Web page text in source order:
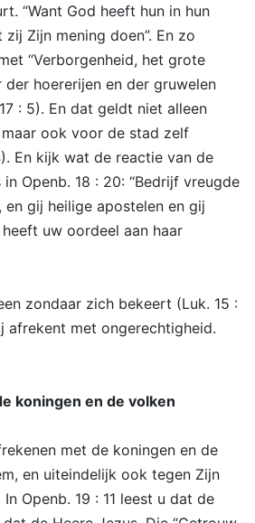
“Want God heeft hun in hun
Zijn mening doen”. En zo
“Verborgenheid, het grote
der hoererijen en der gruwelen
: 5). En dat geldt niet alleen
ook voor de stad zelf
En kijk wat de reactie van de
Openb. 18 : 20: “Bedrijf vreugde
en gij heilige apostelen en gij
uw oordeel aan haar
zondaar zich bekeert (Luk. 15 :
afrekent met ongerechtigheid.
koningen en de volken
met de koningen en de
en uiteindelijk ook tegen Zijn
Openb. 19 : 11 leest u dat de